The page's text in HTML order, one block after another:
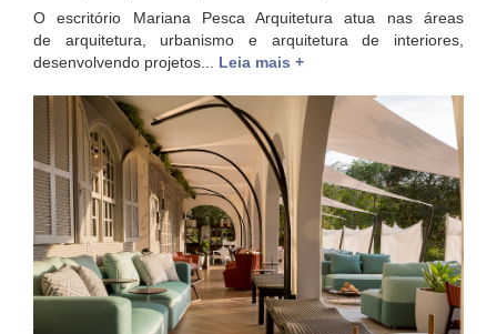
O escritório Mariana Pesca Arquitetura atua nas áreas
de arquitetura, urbanismo e arquitetura de interiores,
desenvolvendo projetos... Leia mais +